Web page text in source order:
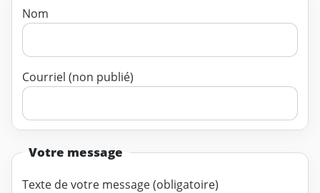
Nom
Courriel (non publié)
Votre message
Texte de votre message (obligatoire)